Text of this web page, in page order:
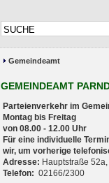
Gemeindeamt
GEMEINDEAMT
Parteienverkehr im
Montag bis Freitag
von 08.00 - 12.00 Uhr
Für eine individuelle
wir, um vorherige
Adresse: Hauptstraße
Telefon: 02166/2300